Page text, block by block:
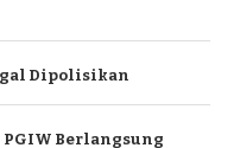
Dipolisikan
PGIW Berlangsung